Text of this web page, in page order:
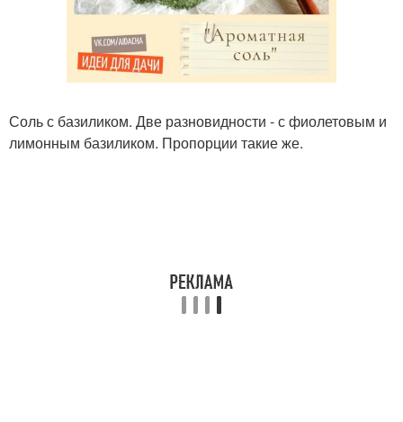
Соль с базиликом. Две разновидности - с фиолетовым и
лимонным базиликом. Пропорции такие же.